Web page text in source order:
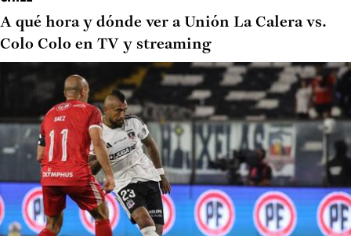
A qué hora y dónde ver a Unión La Calera vs.
Colo Colo en TV y streaming